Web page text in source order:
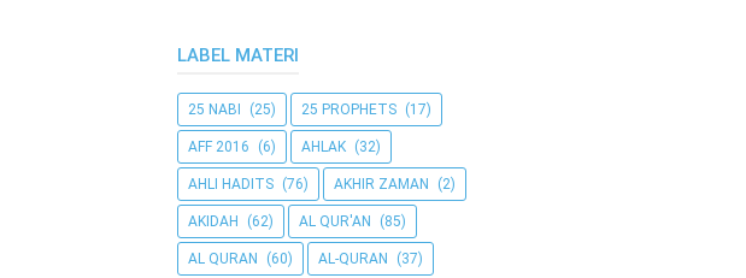
LABEL MATERI
25 NABI (25) 25 PROPHETS (17)
AFF 2016 (6) AHLAK (32)
AHLI HADITS (76) AKHIR ZAMAN (2)
AKIDAH (62) AL QUR'AN (85)
AL QURAN (60) AL-QURAN (37)